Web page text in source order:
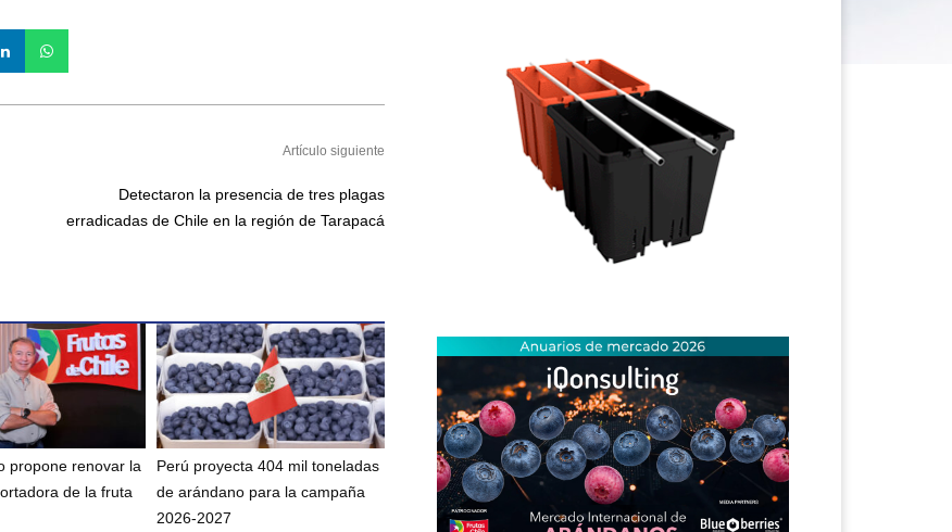
Artículo siguiente
Detectaron la presencia de tres plagas
erradicadas de Chile en la región de Tarapacá
propone renovar la
de la fruta
Perú proyecta 404 mil toneladas
de arándano para la campaña
2026-2027